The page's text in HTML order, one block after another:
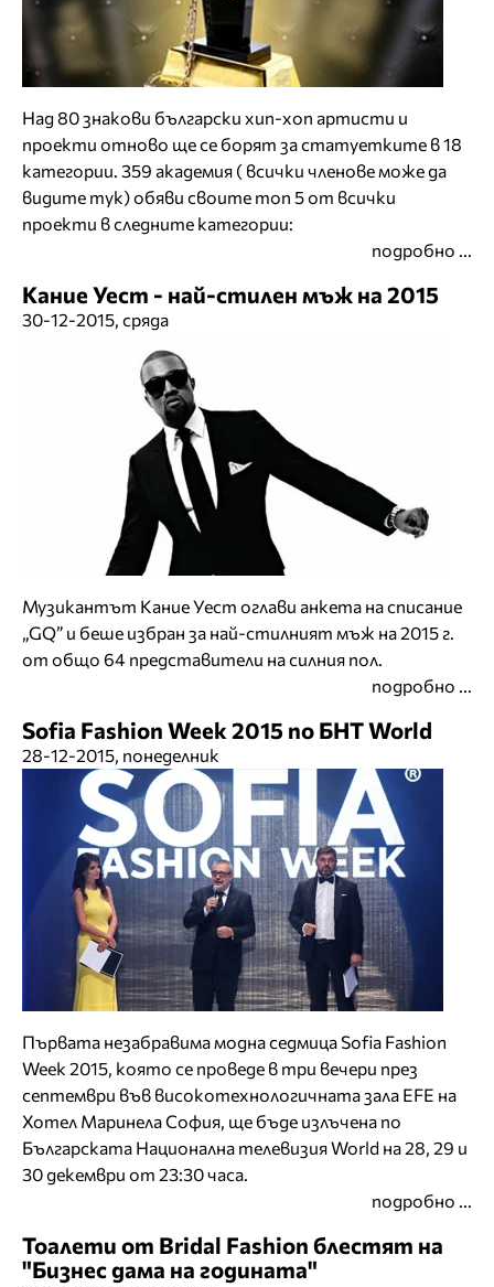
Над 80 знакови български хип-хоп артисти и
проекти отново ще се борят за статуетките в 18
категории. 359 академия ( всички членове може да
видите тук) обяви своите топ 5 от всички
проекти в следните категории:
подробно ...
Кание Уест - най-стилен мъж на 2015
30-12-2015, сряда
Музикантът Кание Уест оглави анкета на списание
„GQ” и беше избран за най-стилният мъж на 2015 г.
от общо 64 представители на силния пол.
подробно ...
Sofia Fashion Week 2015 по БНТ World
28-12-2015, понеделник
Първата незабравима модна седмица Sofia Fashion
Week 2015, която се проведе в три вечери през
септември във високотехнологичната зала EFE на
Хотел Маринела София, ще бъде излъчена по
Българската Национална телевизия World на 28, 29 и
30 декември от 23:30 часа.
подробно ...
Тоалети от Bridal Fashion блестят на
"Бизнес дама на годината"